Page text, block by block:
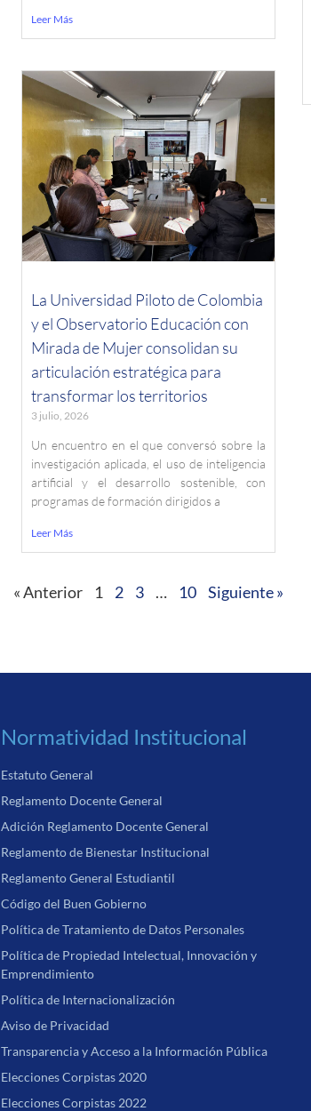
Leer Más
La Universidad Piloto de Colombia
y el Observatorio Educación con
Mirada de Mujer consolidan su
articulación estratégica para
transformar los territorios
3 julio, 2026
Un encuentro en el que conversó sobre la
investigación aplicada, el uso de inteligencia
artificial y el desarrollo sostenible, con
programas de formación dirigidos a
Leer Más
« Anterior 1 2 3 … 10 Siguiente »
Normatividad Institucional
Estatuto General
Reglamento Docente General
Adición Reglamento Docente General
Reglamento de Bienestar Institucional
Reglamento General Estudiantil
Código del Buen Gobierno
Política de Tratamiento de Datos Personales
Política de Propiedad Intelectual, Innovación y
Emprendimiento
Política de Internacionalización
Aviso de Privacidad
Transparencia y Acceso a la Información Pública
Elecciones Corpistas 2020
Elecciones Corpistas 2022